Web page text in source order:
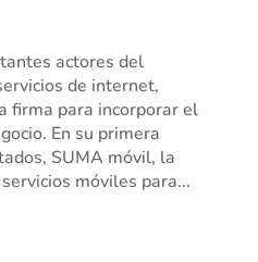
actores del
de internet,
firma para incorporar el
En su primera
SUMA móvil, la
móviles para...